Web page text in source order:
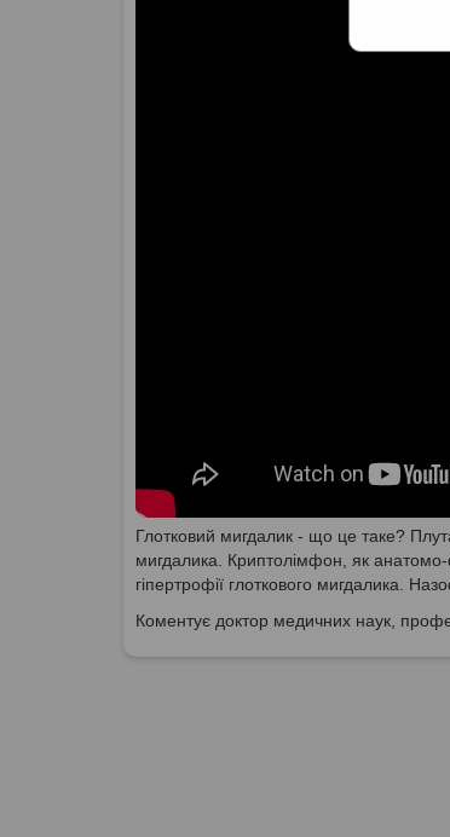
Глотковий мигдалик - що це таке?
мигдалика. Криптолімфон, як анатомо-
гіпертрофії глоткового мигдалика.
Коментує доктор медичних наук,